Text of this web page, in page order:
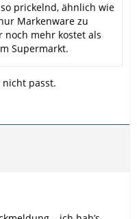
prickelnd, ähnlich wie
Markenware zu
mehr kostet als
Supermarkt.
passt.